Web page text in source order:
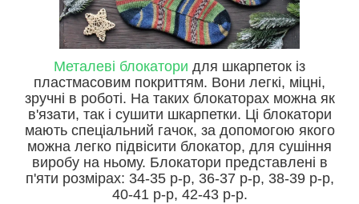
Металеві блокатори для шкарпеток із
пластмасовим покриттям. Вони легкі, міцні,
зручні в роботі. На таких блокаторах можна як
в'язати, так і сушити шкарпетки. Ці блокатори
мають спеціальний гачок, за допомогою якого
можна легко підвісити блокатор, для сушіння
виробу на ньому. Блокатори представлені в
п'яти розмірах: 34-35 р-р, 36-37 р-р, 38-39 р-р,
40-41 р-р, 42-43 р-р.